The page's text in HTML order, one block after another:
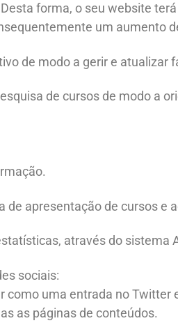
forma, o seu website
um aumento
de modo a gerir e atualizar
de cursos de modo a
apresentação de cursos e
através do sistema
sociais:
uma entrada no Twitter
as páginas de conteúdos.